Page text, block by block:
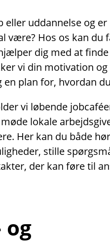
eller uddannelse og
være? Hos os kan du
dig med at
vi din motivation og
en plan for, hvordan
vi løbende
lokale
Her kan du både
stille
der kan føre til
og